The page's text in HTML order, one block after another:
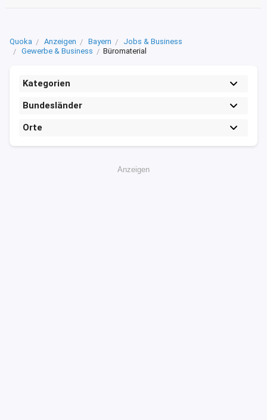
Quoka Anzeigen Bayern
Jobs & Business
Gewerbe & Business
Büromaterial
Kategorien
Bundesländer
Orte
Anzeigen